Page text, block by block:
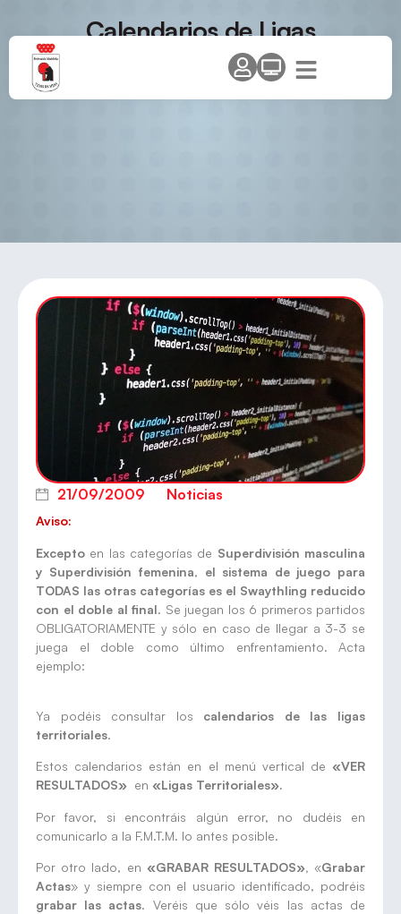
Calendarios de Ligas
Territoriales y grabación de
actas
21/09/2009 Noticias
Aviso:
Excepto en las categorías de Superdivisión masculina
y Superdivisión femenina, el sistema de juego para
TODAS las otras categorías es el Swaythling reducido
con el doble al final. Se juegan los 6 primeros partidos
OBLIGATORIAMENTE y sólo en caso de llegar a 3-3 se
juega el doble como último enfrentamiento. Acta
ejemplo:
Ya podéis consultar los calendarios de las ligas
territoriales.
Estos calendarios están en el menú vertical de «VER
RESULTADOS» en «Ligas Territoriales».
Por favor, si encontráis algún error, no dudéis en
comunicarlo a la F.M.T.M. lo antes posible.
Por otro lado, en «GRABAR RESULTADOS», «Grabar
Actas» y siempre con el usuario identificado, podréis
grabar las actas. Veréis que sólo véis las actas de